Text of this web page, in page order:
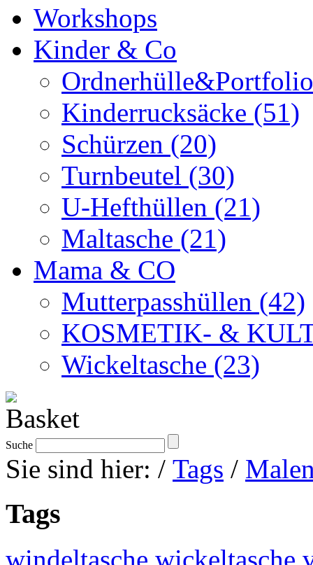
Workshops
Kinder & Co
Kinderrucksäcke (51)
Schürzen (20)
Turnbeutel (30)
U-Hefthüllen (21)
Maltasche (21)
Mama & CO
Mutterpasshüllen (42)
KOSMETIK- &
Wickeltasche (23)
Suche
Sie sind hier: / Tags /
Tags